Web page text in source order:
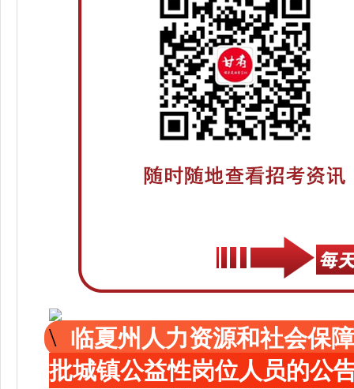
临夏州人力资源和社会保
批城镇公益性岗位人员的公